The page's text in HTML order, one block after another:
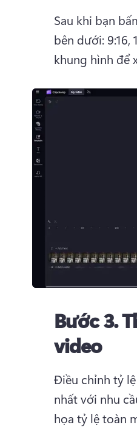
Sau khi bạn
bên dưới: 9:16,
khung hình để
Bước 3.
video
Điều chỉnh tỷ
nhất với nhu
họa tỷ lệ toàn